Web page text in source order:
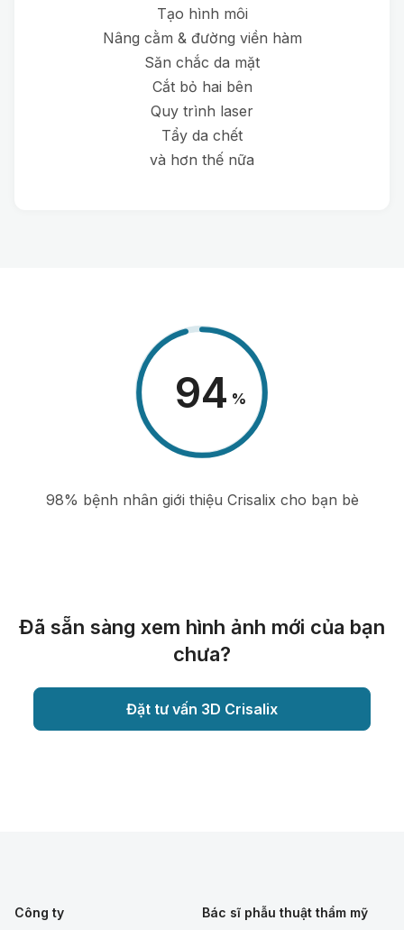
Tạo hình môi
Nâng cằm & đường viền hàm
Săn chắc da mặt
Cắt bỏ hai bên
Quy trình laser
Tẩy da chết
và hơn thế nữa
98 %
98% bệnh nhân giới thiệu Crisalix cho bạn bè
Đã sẵn sàng xem hình ảnh mới của bạn
chưa?
Đặt tư vấn 3D Crisalix
Công ty
Bác sĩ phẫu thuật thẩm mỹ